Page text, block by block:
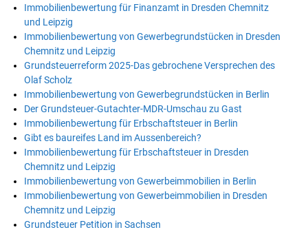
Immobilienbewertung für Finanzamt in Dresden Chemnitz
und Leipzig
Immobilienbewertung von Gewerbegrundstücken in Dresden
Chemnitz und Leipzig
Grundsteuerreform 2025-Das gebrochene Versprechen des
Olaf Scholz
Immobilienbewertung von Gewerbegrundstücken in Berlin
Der Grundsteuer-Gutachter-MDR-Umschau zu Gast
Immobilienbewertung für Erbschaftsteuer in Berlin
Gibt es baureifes Land im Aussenbereich?
Immobilienbewertung für Erbschaftsteuer in Dresden
Chemnitz und Leipzig
Immobilienbewertung von Gewerbeimmobilien in Berlin
Immobilienbewertung von Gewerbeimmobilien in Dresden
Chemnitz und Leipzig
Grundsteuer Petition in Sachsen